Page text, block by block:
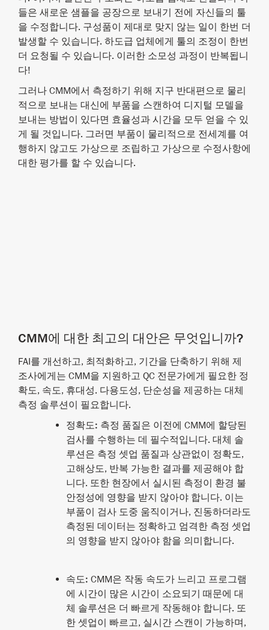
들은 새로운 샘플을 공장으로 보내기 전에 자신들의 툴
을 수정합니다. 구성품이 제대로 맞지 않는 일이 한번 더
발생할 수 있습니다. 하도급 업체에게 툴의 조정이 한번
더 요청될 수 있습니다. 이러한 소모성 과정이 반복됩니
다!
그러나 CMM에서 측정하기 위해 지구 반대편으로 물리
적으로 보내는 대신에 부품을 스캔하여 디지털 모델을
보내는 방법이 있다면 효율성과 시간을 모두 얻을 수 있
게 될 것입니다. 그러면 부품이 물리적으로 전세계를 여
행하지 않고도 가상으로 조립하고 가상으로 수정사항에
대한 평가를 할 수 있습니다.
CMM에 대한 최고의 대안은 무엇입니까?
FAI를 개선하고, 최적화하고, 기간을 단축하기 위해 제
조사에게는 CMM을 지원하고 QC 전문가에게 필요한 정
확도, 속도, 휴대성. 다용도성, 단순성을 제공하는 대체
측정 솔루션이 필요합니다.
정확도: 측정 품질은 이전에 CMM에 할당된
검사를 수행하는 데 필수적입니다. 대체 솔
루션은 측정 셋업 품질과 상관없이 정확도,
고해상도, 반복 가능한 결과를 제공해야 합
니다. 또한 현장에서 실시된 측정이 환경 불
안정성에 영향을 받지 않아야 합니다. 이는
부품이 검사 도중 움직이거나, 진동하더라도
측정된 데이터는 정확하고 엄격한 측정 셋업
의 영향을 받지 않아야 함을 의미합니다.
속도: CMM은 작동 속도가 느리고 프로그램
에 시간이 많은 시간이 소요되기 때문에 대
체 솔루션은 더 빠르게 작동해야 합니다. 또
한 셋업이 빠르고, 실시간 스캔이 가능하며,